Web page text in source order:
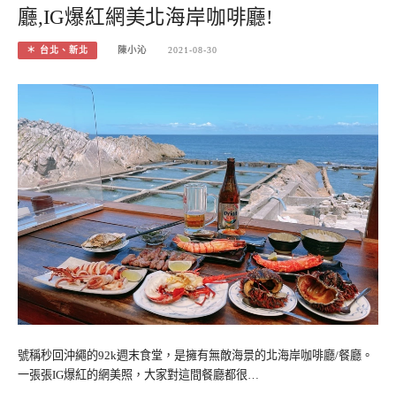
廳,IG爆紅網美北海岸咖啡廳!
＊ 台北、新北 陳小沁 2021-08-30
號稱秒回沖繩的92k週末食堂，是擁有無敵海景的北海岸咖啡廳/餐廳。
一張張IG爆紅的網美照，大家對這間餐廳都很…